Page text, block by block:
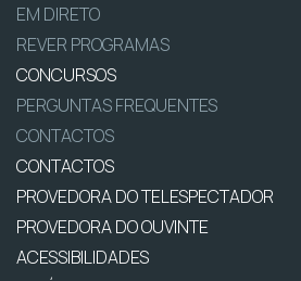
EM DIRETO
REVER PROGRAMAS
CONCURSOS
PERGUNTAS FREQUENTES
CONTACTOS
CONTACTOS
PROVEDORA DO TELESPECTADOR
PROVEDORA DO OUVINTE
ACESSIBILIDADES